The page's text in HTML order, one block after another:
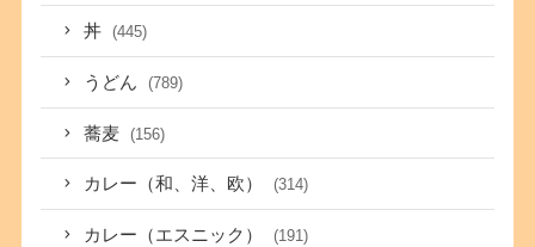
丼 (445)
うどん (789)
蕎麦 (156)
カレー（和、洋、欧） (314)
カレー（エスニック） (191)